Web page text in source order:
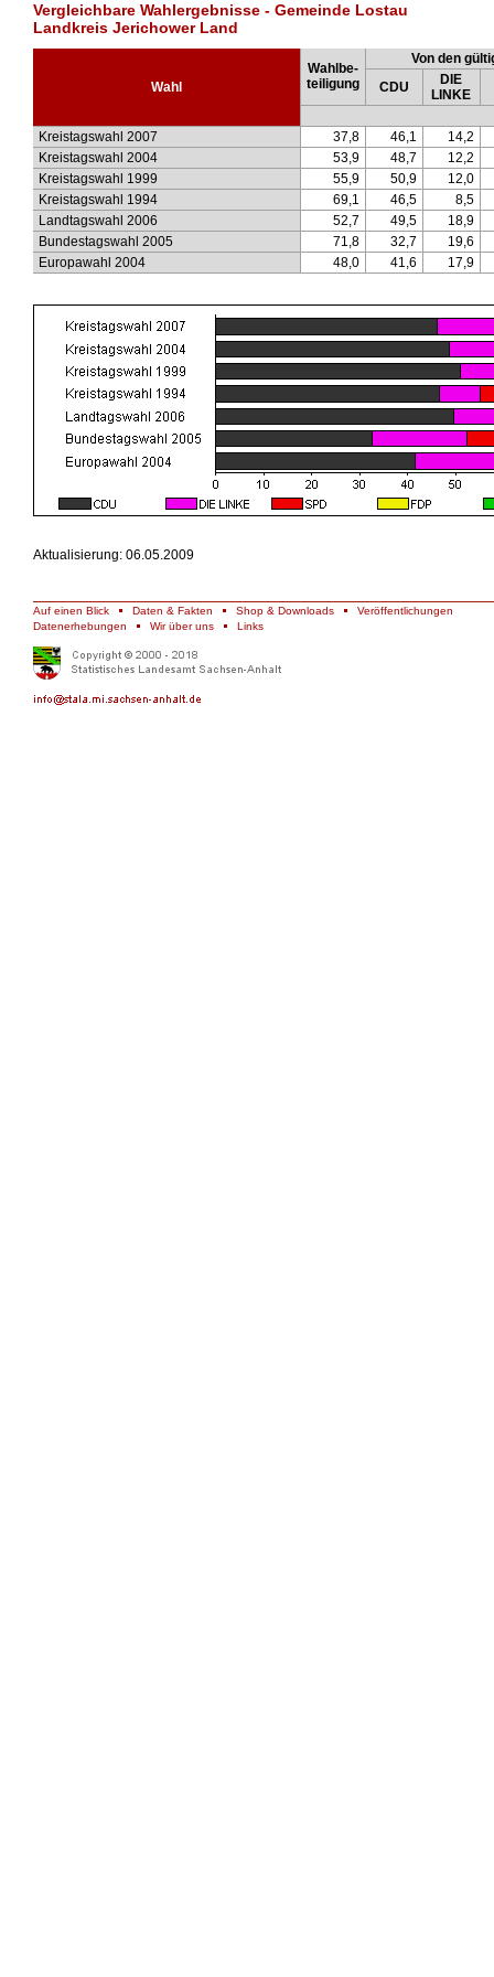
Vergleichbare Wahlergebnisse - Gemeinde Lostau
Landkreis Jerichower Land
Wahl
Wahlbe-
teiligung
Von den
CDU
DIE
LINKE
Kreistagswahl 2007 37,8 46,1
14,2
Kreistagswahl 2004
53,9 48,7
12,2
Kreistagswahl 1999
55,9 50,9
12,0
Kreistagswahl 1994
69,1 46,5
8,5
Landtagswahl 2006
52,7 49,5
18,9
Bundestagswahl 2005
71,8 32,7
19,6
Europawahl 2004
48,0 41,6 17,9
Aktualisierung: 06.05.2009
Auf einen Blick Daten & Fakten Shop & Downloads
Veröffentlichungen
Datenerhebungen
Wir über uns Links